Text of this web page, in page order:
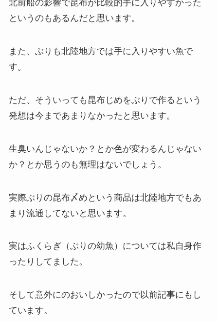
北前船の影響で昆布が比較的手に入りやすかった
というのもあるんだと思います。
また、ぶりも北陸地方では手に入りやすい魚で
す。
ただ、そういっても昆布じめをぶりで作るという
発想は今まであまりなかったと思います。
生臭いんじゃないか？とか色が変わるんじゃない
か？とか思うのも無理はないでしょう。
実際ぶりの昆布〆めという商品は北陸地方でもあ
まり流通してないと思います。
実はふくらぎ（ぶりの幼魚）については私自身作
ったりしてました。
そして意外にのおいしかったので以前記事にもし
ています。